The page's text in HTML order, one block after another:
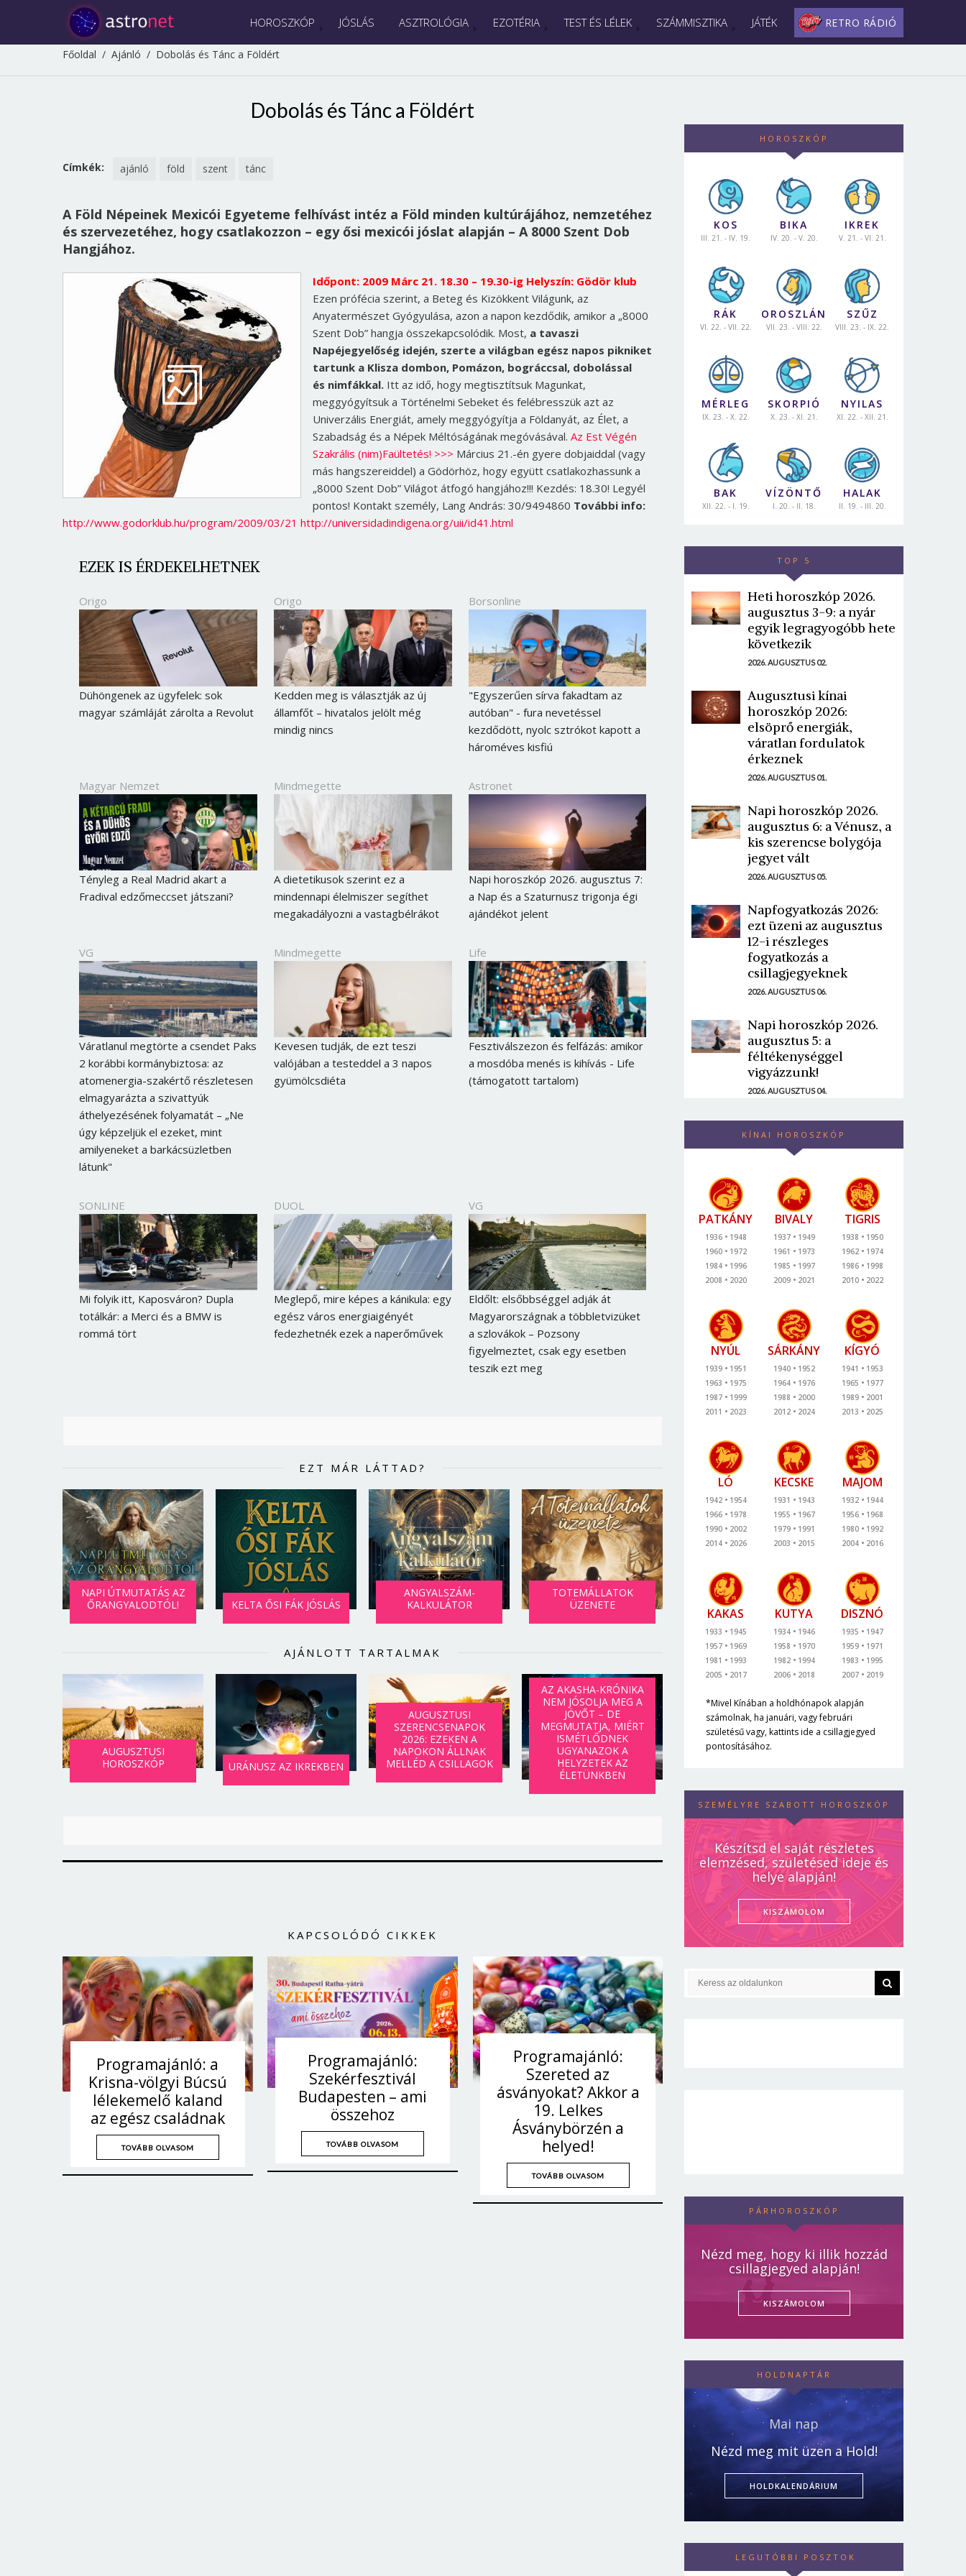
HOROSZKÓP JÓSLÁS ASZTROLÓGIA EZOTÉRIA TEST ÉS LÉLEK SZÁMMISZTIKA JÁTÉK RETRO RÁDIÓ
Főoldal / Ajánló / Dobolás és Tánc a Földért
Dobolás és Tánc a Földért
Címkék: ajánló föld szent tánc
A Föld Népeinek Mexicói Egyeteme felhívást intéz a Föld minden kultúrájához, nemzetéhez
és szervezetéhez, hogy csatlakozzon – egy ősi mexicói jóslat alapján – A 8000 Szent Dob
Hangjához.
Időpont: 2009 Márc 21. 18.30 – 19.30-ig Helyszín: Gödör klub
Ezen prófécia szerint, a Beteg és Kizökkent Világunk, az
Anyatermészet Gyógyulása, azon a napon kezdődik, amikor a „8000
Szent Dob” hangja összekapcsolódik. Most, a tavaszi
Napéjegyelőség idején, szerte a világban egész napos pikniket
tartunk a Klisza dombon, Pomázon, bográccsal, dobolással
és nimfákkal. Itt az idő, hogy megtisztítsuk Magunkat,
meggyógyítsuk a Történelmi Sebeket és felébresszük azt az
Univerzális Energiát, amely meggyógyítja a Földanyát, az Élet, a
Szabadság és a Népek Méltóságának megóvásával. Az Est Végén
Szakrális (nim)Faültetés! >>> Március 21.-én gyere dobjaiddal (vagy
más hangszereiddel) a Gödörhöz, hogy együtt csatlakozhassunk a
„8000 Szent Dob” Világot átfogó hangjához!!! Kezdés: 18.30! Legyél
pontos! Kontakt személy, Lang András: 30/9494860 További info:
http://www.godorklub.hu/program/2009/03/21 http://universidadindigena.org/uii/id41.html
EZEK IS ÉRDEKELHETNEK
Origo
Dühöngenek az ügyfelek: sok
magyar számláját zárolta a Revolut
Origo
Kedden meg is választják az új
államfőt – hivatalos jelölt még
mindig nincs
Borsonline
"Egyszerűen sírva fakadtam az
autóban" - fura nevetéssel
kezdődött, nyolc sztrókot kapott a
hároméves kisfiú
Magyar Nemzet
Tényleg a Real Madrid akart a
Fradival edzőmeccset játszani?
Mindmegette
A dietetikusok szerint ez a
mindennapi élelmiszer segíthet
megakadályozni a vastagbélrákot
Astronet
Napi horoszkóp 2026. augusztus 7:
a Nap és a Szaturnusz trigonja égi
ajándékot jelent
VG
Váratlanul megtörte a csendet Paks
2 korábbi kormánybiztosa: az
atomenergia-szakértő részletesen
elmagyarázta a szivattyúk
áthelyezésének folyamatát – „Ne
úgy képzeljük el ezeket, mint
amilyeneket a barkácsüzletben
látunk"
Mindmegette
Kevesen tudják, de ezt teszi
valójában a testeddel a 3 napos
gyümölcsdiéta
Life
Fesztiválszezon és felfázás: amikor
a mosdóba menés is kihívás - Life
(támogatott tartalom)
SONLINE
Mi folyik itt, Kaposváron? Dupla
totálkár: a Merci és a BMW is
rommá tört
DUOL
Meglepő, mire képes a kánikula: egy
egész város energiaigényét
fedezhetnék ezek a naperőművek
VG
Eldőlt: elsőbbséggel adják át
Magyarországnak a többletvizüket
a szlovákok – Pozsony
figyelmeztet, csak egy esetben
teszik ezt meg
EZT MÁR LÁTTAD?
NAPI ÚTMUTATÁS AZ
ŐRANGYALODTÓL!
KELTA ŐSI FÁK JÓSLÁS
ANGYALSZÁM-
KALKULÁTOR
TOTEMÁLLATOK
ÜZENETE
AJÁNLOTT TARTALMAK
AUGUSZTUSI
HOROSZKÓP
URÁNUSZ AZ IKREKBEN
AUGUSZTUSI
SZERENCSENAPOK
2026: EZEKEN A
NAPOKON ÁLLNAK
MELLÉD A CSILLAGOK
AZ AKASHA-KRÓNIKA
NEM JÓSOLJA MEG A
JÖVŐT – DE
MEGMUTATJA, MIÉRT
ISMÉTLŐDNEK
UGYANAZOK A
HELYZETEK AZ
ÉLETÜNKBEN
KAPCSOLÓDÓ CIKKEK
Programajánló: a
Krisna-völgyi Búcsú
lélekemelő kaland
az egész családnak
TOVÁBB OLVASOM
Programajánló:
Szekérfesztivál
Budapesten – ami
összehoz
TOVÁBB OLVASOM
Programajánló:
Szereted az
ásványokat? Akkor a
19. Lelkes
Ásványbörzén a
helyed!
TOVÁBB OLVASOM
HOROSZKÓP
KOS
III. 21. - IV. 19.
BIKA
IV. 20. - V. 20.
IKREK
V. 21. - VI. 21.
RÁK
VI. 22. - VII. 22.
OROSZLÁN
VII. 23. - VIII. 22.
SZŰZ
VIII. 23. - IX. 22.
MÉRLEG
IX. 23. - X. 22.
SKORPIÓ
X. 23. - XI. 21.
NYILAS
XI. 22. - XII. 21.
BAK
XII. 22. - I. 19.
VÍZÖNTŐ
I. 20. - II. 18.
HALAK
II. 19. - III. 20.
TOP 5
Heti horoszkóp 2026.
augusztus 3-9: a nyár
egyik legragyogóbb hete
következik
2026. AUGUSZTUS 02.
Augusztusi kínai
horoszkóp 2026:
elsöprő energiák,
váratlan fordulatok
érkeznek
2026. AUGUSZTUS 01.
Napi horoszkóp 2026.
augusztus 6: a Vénusz, a
kis szerencse bolygója
jegyet vált
2026. AUGUSZTUS 05.
Napfogyatkozás 2026:
ezt üzeni az augusztus
12-i részleges
fogyatkozás a
csillagjegyeknek
2026. AUGUSZTUS 06.
Napi horoszkóp 2026.
augusztus 5: a
féltékenységgel
vigyázzunk!
2026. AUGUSZTUS 04.
KÍNAI HOROSZKÓP
PATKÁNY
1936
1948
1960
1972
1984
1996
2008
2020
BIVALY
1937
1949
1961
1973
1985
1997
2009
2021
TIGRIS
1938
1950
1962
1974
1986
1998
2010
2022
NYÚL
1939
1951
1963
1975
1987
1999
2011
2023
SÁRKÁNY
1940
1952
1964
1976
1988
2000
2012
2024
KÍGYÓ
1941
1953
1965
1977
1989
2001
2013
2025
LÓ
1942
1954
1966
1978
1990
2002
2014
2026
KECSKE
1931
1943
1955
1967
1979
1991
2003
2015
MAJOM
1932
1944
1956
1968
1980
1992
2004
2016
KAKAS
1933
1945
1957
1969
1981
1993
2005
2017
KUTYA
1934
1946
1958
1970
1982
1994
2006
2018
DISZNÓ
1935
1947
1959
1971
1983
1995
2007
2019
*Mivel Kínában a holdhónapok alapján
számolnak, ha januári, vagy februári
születésű vagy, kattints ide a csillagjegyed
pontosításához.
SZEMÉLYRE SZABOTT HOROSZKÓP
Készítsd el saját részletes
elemzésed, születésed ideje és
helye alapján!
KISZÁMOLOM
PÁRHOROSZKÓP
Nézd meg, hogy ki illik hozzád
csillagjegyed alapján!
KISZÁMOLOM
HOLDNAPTÁR
Mai nap
Nézd meg mit üzen a Hold!
HOLDKALENDÁRIUM
LEGUTÓBBI POSZTOK
Borsonline bejelentkezés
E-mail cím vagy felhasználónév
Jelszó
Bejelentkezés